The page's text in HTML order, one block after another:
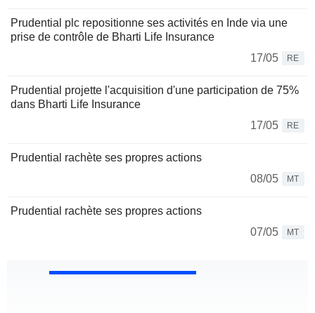
Prudential plc repositionne ses activités en Inde via une
prise de contrôle de Bharti Life Insurance
17/05
RE
Prudential projette l'acquisition d'une participation de 75%
dans Bharti Life Insurance
17/05
RE
Prudential rachète ses propres actions
08/05
MT
Prudential rachète ses propres actions
07/05
MT